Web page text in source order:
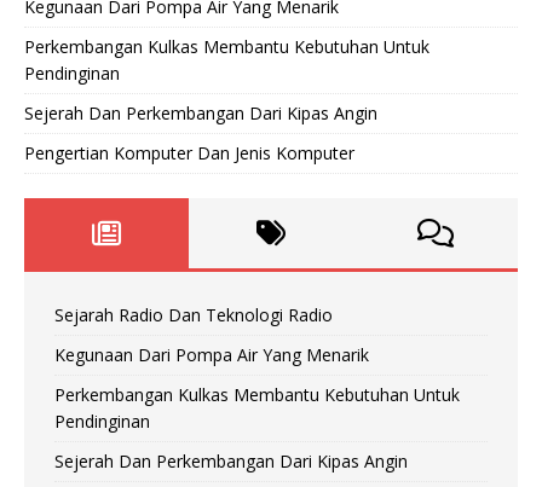
Kegunaan Dari Pompa Air Yang Menarik
Perkembangan Kulkas Membantu Kebutuhan Untuk
Pendinginan
Sejerah Dan Perkembangan Dari Kipas Angin
Pengertian Komputer Dan Jenis Komputer
Sejarah Radio Dan Teknologi Radio
Kegunaan Dari Pompa Air Yang Menarik
Perkembangan Kulkas Membantu Kebutuhan Untuk
Pendinginan
Sejerah Dan Perkembangan Dari Kipas Angin